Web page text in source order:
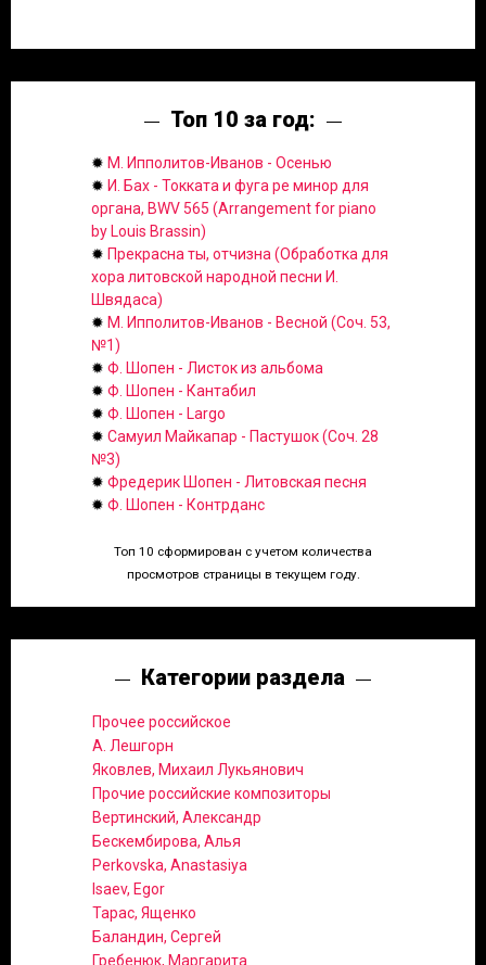
Топ 10 за год:
✹ М. Ипполитов-Иванов - Осенью
✹ И. Бах - Токката и фуга ре минор для
органа, BWV 565 (Arrangement for piano
by Louis Brassin)
✹ Прекрасна ты, отчизна (Обработка для
хора литовской народной песни И.
Швядаса)
✹ М. Ипполитов-Иванов - Весной (Соч. 53,
№1)
✹ Ф. Шопен - Листок из альбома
✹ Ф. Шопен - Кантабил
✹ Ф. Шопен - Largo
✹ Самуил Майкапар - Пастушок (Соч. 28
№3)
✹ Фредерик Шопен - Литовская песня
✹ Ф. Шопен - Контрданс
Топ 10 сформирован с учетом количества
просмотров страницы в текущем году.
Категории раздела
Прочее российское
А. Лешгорн
Яковлев, Михаил Лукьянович
Прочие российские композиторы
Вертинский, Александр
Бескембирова, Алья
Perkovska, Anastasiya
Isaev, Egor
Тарас, Ященко
Баландин, Сергей
Гребенюк, Маргарита